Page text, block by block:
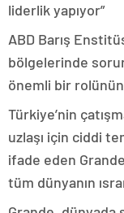
liderlik yapıyor”
ABD Barış
bölgelerinde
önemli bir
Türkiye’nin
uzlaşı için ciddi
ifade eden
tüm dünyanın